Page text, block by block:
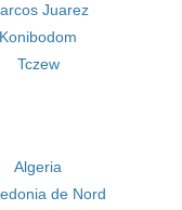
Juarez
Konibodom
Tczew
Algeria
de Nord